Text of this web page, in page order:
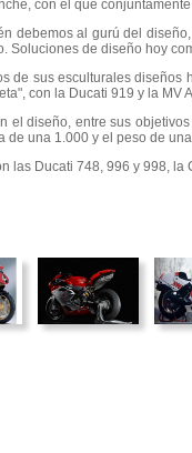
con el que
debemos al gurú del
Soluciones de diseño hoy
de sus esculturales diseños
con la Ducati 919 y la MV
diseño, entre sus
una 1.000 y el peso de una
las Ducati 748, 996 y 998, la